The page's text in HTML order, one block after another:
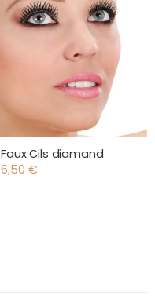
Faux Cils diamand
6,50 €